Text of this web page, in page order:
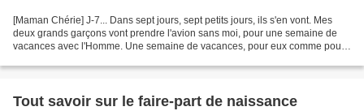
[Maman Chérie] J-7... Dans sept jours, sept petits jours, ils s'en vont. Mes
deux grands garçons vont prendre l'avion sans moi, pour une semaine de
vacances avec l'Homme. Une semaine de vacances, pour eux comme pour
Tout savoir sur le faire-part de naissance